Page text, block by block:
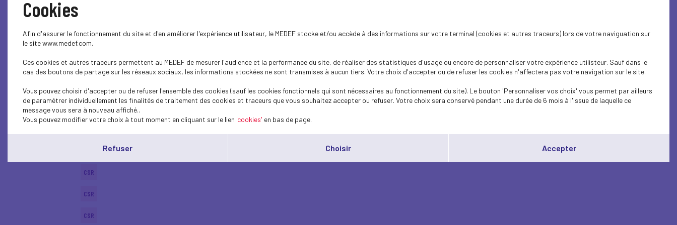
BUSINESS LAW
CSR
ECONOMY
CSR
CSR
CSR
Cookies
Afin d'assurer le fonctionnement du site et d'en améliorer l'expérience utilisateur, le MEDEF stocke et/ou accède à des informations sur votre terminal (cookies et autres traceurs) lors de votre naviguation sur
le site www.medef.com.
Ces cookies et autres traceurs permettent au MEDEF de mesurer l'audience et la performance du site, de réaliser des statistiques d'usage ou encore de personnaliser votre expérience utilisteur. Sauf dans le
cas des boutons de partage sur les réseaux sociaux, les informations stockées ne sont transmises à aucun tiers. Votre choix d'accepter ou de refuser les cookies n'affectera pas votre navigation sur le site.
Vous pouvez choisir d'accepter ou de refuser l'ensemble des cookies (sauf les cookies fonctionnels qui sont nécessaires au fonctionnement du site). Le bouton 'Personnaliser vos choix' vous permet par ailleurs
de paramétrer individuellement les finalités de traitement des cookies et traceurs que vous souhaitez accepter ou refuser. Votre choix sera conservé pendant une durée de 6 mois à l'issue de laquelle ce
message vous sera à nouveau affiché..
Vous pouvez modifier votre choix à tout moment en cliquant sur le lien 'cookies' en bas de page.
Refuser Choisir Accepter